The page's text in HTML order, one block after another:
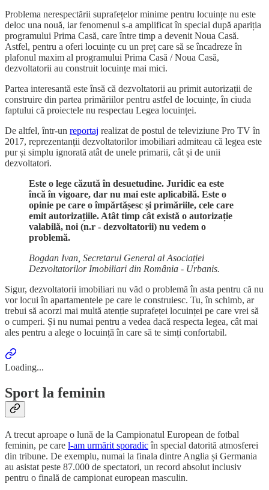
Problema nerespectării suprafețelor minime pentru locuințe nu este
deloc una nouă, iar fenomenul s-a amplificat în special după apariția
programului Prima Casă, care între timp a devenit Noua Casă.
Astfel, pentru a oferi locuințe cu un preț care să se încadreze în
plafonul maxim al programului Prima Casă / Noua Casă,
dezvoltatorii au construit locuințe mai mici.
Partea interesantă este însă că dezvoltatorii au primit autorizații de
construire din partea primăriilor pentru astfel de locuințe, în ciuda
faptului că proiectele nu respectau Legea locuinței.
De altfel, într-un reportaj realizat de postul de televiziune Pro TV în
2017, reprezentanții dezvoltatorilor imobiliari admiteau că legea este
pur și simplu ignorată atât de unele primarii, cât și de unii
dezvoltatori.
Este o lege căzută în desuetudine. Juridic ea este
încă în vigoare, dar nu mai este aplicabilă. Este o
opinie pe care o împărtășesc și primăriile, cele care
emit autorizațiile. Atât timp cât există o autorizație
valabilă, noi (n.r - dezvoltatorii) nu vedem o
problemă.
Bogdan Ivan, Secretarul General al Asociației
Dezvoltatorilor Imobiliari din România - Urbanis.
Sigur, dezvoltatorii imobiliari nu văd o problemă în asta pentru că nu
vor locui în apartamentele pe care le construiesc. Tu, în schimb, ar
trebui să acorzi mai multă atenție suprafeței locuinței pe care vrei să
o cumperi. Și nu numai pentru a vedea dacă respecta legea, cât mai
ales pentru a alege o locuință în care să te simți confortabil.
Loading...
Sport la feminin
A trecut aproape o lună de la Campionatul European de fotbal
feminin, pe care l-am urmărit sporadicîn special datorită atmosferei
din tribune. De exemplu, numai la finala dintre Anglia și Germania
au asistat peste 87.000 de spectatori, un record absolut inclusiv
pentru o finală de campionat european masculin.